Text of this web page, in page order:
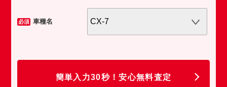
必須 車種名
簡単入力30秒！安心無料査定